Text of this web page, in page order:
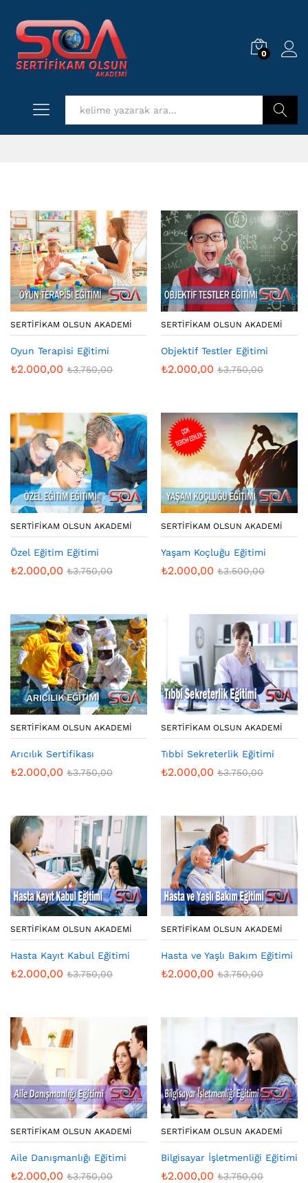
0
SERTIFIKAM OLSUN AKADEMI
Oyun Terapisi Eğitimi
₺2.000,00 ₺3.750,00
SERTIFIKAM OLSUN AKADEMI
Objektif Testler Eğitimi
₺2.000,00 ₺3.750,00
SERTIFIKAM OLSUN AKADEMI
Özel Eğitim Eğitimi
₺2.000,00 ₺3.750,00
SERTIFIKAM OLSUN AKADEMI
Yaşam Koçluğu Eğitimi
₺2.000,00 ₺3.500,00
SERTIFIKAM OLSUN AKADEMI
Arıcılık Sertifikası
₺2.000,00 ₺3.750,00
SERTIFIKAM OLSUN AKADEMI
Tıbbi Sekreterlik Eğitimi
₺2.000,00 ₺3.750,00
SERTIFIKAM OLSUN AKADEMI
Hasta Kayıt Kabul Eğitimi
₺2.000,00 ₺3.750,00
SERTIFIKAM OLSUN AKADEMI
Hasta ve Yaşlı Bakım Eğitimi
₺2.000,00 ₺3.750,00
SERTIFIKAM OLSUN AKADEMI
Aile Danışmanlığı Eğitimi
₺2.000,00 ₺3.750,00
SERTIFIKAM OLSUN AKADEMI
Bilgisayar İşletmenliği Eğitimi
₺2.000,00 ₺3.750,00